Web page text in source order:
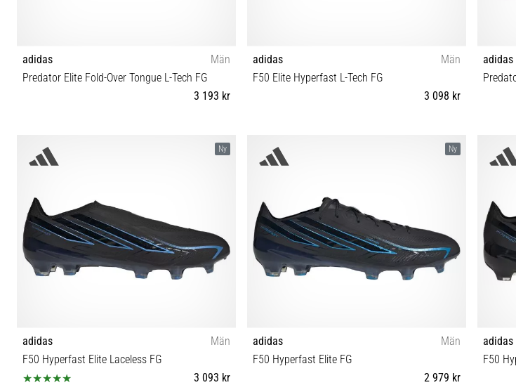
adidas
Män
Predator Elite Fold-Over Tongue L-Tech FG
3 193 kr
37⅓ 38 38⅔ 39⅓ 40 40⅔ 41⅓ 42 42⅔ 43⅓ 44
adidas
Män
F50 Elite Hyperfast L-Tech FG
3 098 kr
37⅓ 38 38⅔ 39⅓ 40 40⅔ 41⅓ 42 42⅔ 43⅓ 44
adidas
38
Ny
adidas
Män
F50 Hyperfast Elite Laceless FG
3 093 kr
Ny
adidas
Män
F50 Hyperfast Elite FG
2 979 kr
adidas
F50